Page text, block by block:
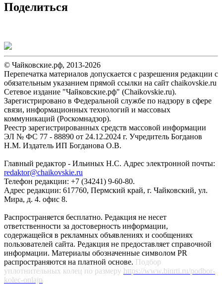
Поделиться
© Чайковские.рф, 2013-2026
Перепечатка материалов допускается с разрешения редакции с
обязательным указанием прямой ссылки на сайт chaikovskie.ru
Сетевое издание "Чайковские.рф" (Chaikovskie.ru).
Зарегистрировано в Федеральной службе по надзору в сфере
связи, информационных технологий и массовых
коммуникаций (Роскомнадзор).
Реестр зарегистрированных средств массовой информации
ЭЛ № ФС 77 - 88890 от 24.12.2024 г. Учредитель Богданов
Н.М. Издатель ИП Богданова О.В.
Главный редактор - Ильиных Н.С. Адрес электронной почты:
redaktor@chaikovskie.ru
Телефон редакции: +7 (34241) 9-60-80.
Адрес редакции: 617760, Пермский край, г. Чайковский, ул.
Мира, д. 4. офис 8.
Распространяется бесплатно. Редакция не несет
ответственности за достоверность информации,
содержащейся в рекламных объявлениях и сообщениях
пользователей сайта. Редакция не предоставляет справочной
информации. Материалы обозначенные символом PR
распространяются на платной основе. Подбор
уплотнительных колец по размеру https://www.binrti.ru/podbor-
kolec-onlajn